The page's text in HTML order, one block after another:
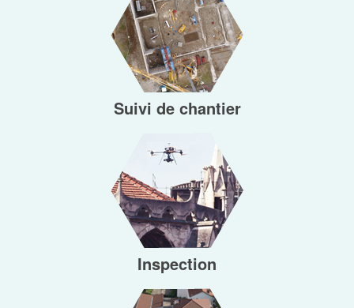
Suivi de chantier
Inspection